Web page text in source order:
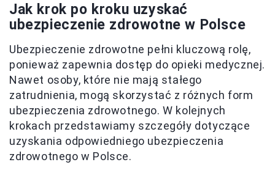
Jak krok po kroku uzyskać
ubezpieczenie zdrowotne w Polsce
Ubezpieczenie zdrowotne pełni kluczową rolę,
ponieważ zapewnia dostęp do opieki medycznej.
Nawet osoby, które nie mają stałego
zatrudnienia, mogą skorzystać z różnych form
ubezpieczenia zdrowotnego. W kolejnych
krokach przedstawiamy szczegóły dotyczące
uzyskania odpowiedniego ubezpieczenia
zdrowotnego w Polsce.